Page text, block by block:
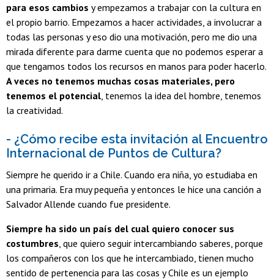
para esos cambios y empezamos a trabajar con la cultura en
el propio barrio. Empezamos a hacer actividades, a involucrar a
todas las personas y eso dio una motivación, pero me dio una
mirada diferente para darme cuenta que no podemos esperar a
que tengamos todos los recursos en manos para poder hacerlo.
A veces no tenemos muchas cosas materiales, pero
tenemos el potencial , tenemos la idea del hombre, tenemos
la creatividad.
- ¿Cómo recibe esta invitación al Encuentro
Internacional de Puntos de Cultura?
Siempre he querido ir a Chile. Cuando era niña, yo estudiaba en
una primaria. Era muy pequeña y entonces le hice una canción a
Salvador Allende cuando fue presidente.
Siempre ha sido un país del cual quiero conocer sus
costumbres , que quiero seguir intercambiando saberes, porque
los compañeros con los que he intercambiado, tienen mucho
sentido de pertenencia para las cosas y Chile es un ejemplo